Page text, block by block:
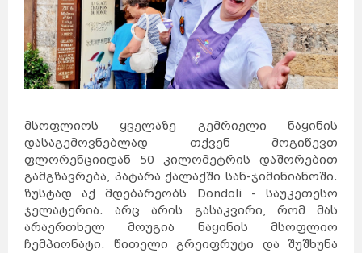
მსოფლიოს ყველაზე გემრიელი ნაყინის
დასაგემოვნებლად თქვენ მოგიწევთ
ფლორენციიდან 50 კილომეტრის დაშორებით
გამგზავრება, პატარა ქალაქში სან-ჯიმინიანოში.
ზუსტად აქ მდებარეობს Dondoli - საუკეთესო
ჯელატერია. არც არის გასაკვირი, რომ მას
არაერთხელ მოუგია ნაყინის მსოფლიო
ჩემპიონატი. წითელი გრეიფრუტი და შუშხუნა